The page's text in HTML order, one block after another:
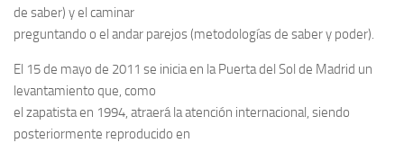
de saber) y el caminar
preguntando o el andar parejos (metodologías de saber y poder).
El 15 de mayo de 2011 se inicia en la Puerta del Sol de Madrid un
levantamiento que, como
el zapatista en 1994, atraerá la atención internacional, siendo
posteriormente reproducido en